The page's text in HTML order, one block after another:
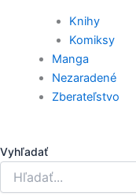
Knihy
Komiksy
Manga
Nezaradené
Zberateľstvo
Vyhľadať